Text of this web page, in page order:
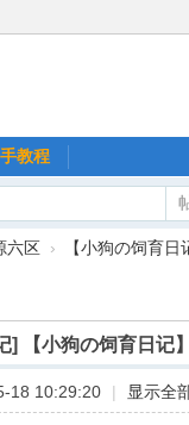
教程
六区 › 【小狗の饲育
] 【小狗の饲育日记
18 10:29:20 显示全